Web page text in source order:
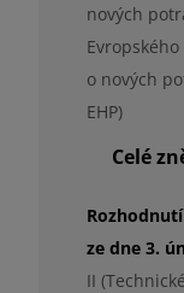
nových
o nových
EHP)
Celé
ze dne 3.
II